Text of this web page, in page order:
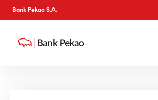
Bank Pekao S.A.